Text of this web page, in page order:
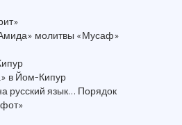
молитвы «Мусаф»
в Йом-Кипур
русский язык… Порядок